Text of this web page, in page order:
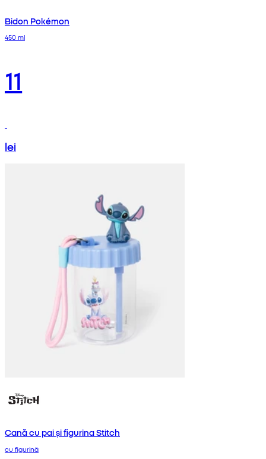
Bidon Pokémon
450 ml
11
lei
Cană cu pai și figurina Stitch
cu figurină